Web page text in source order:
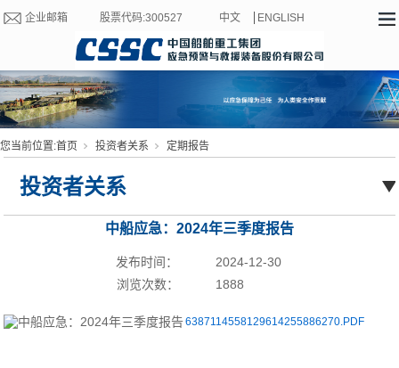
企业邮箱 股票代码:300527 中文 ENGLISH
您当前位置:首页 投资者关系 定期报告
投资者关系
中船应急：2024年三季度报告
2024-12-30
发布时间：
1888
浏览次数：
6387114558129614255886270.PDF